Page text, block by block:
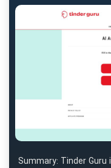
Summary: Tinder